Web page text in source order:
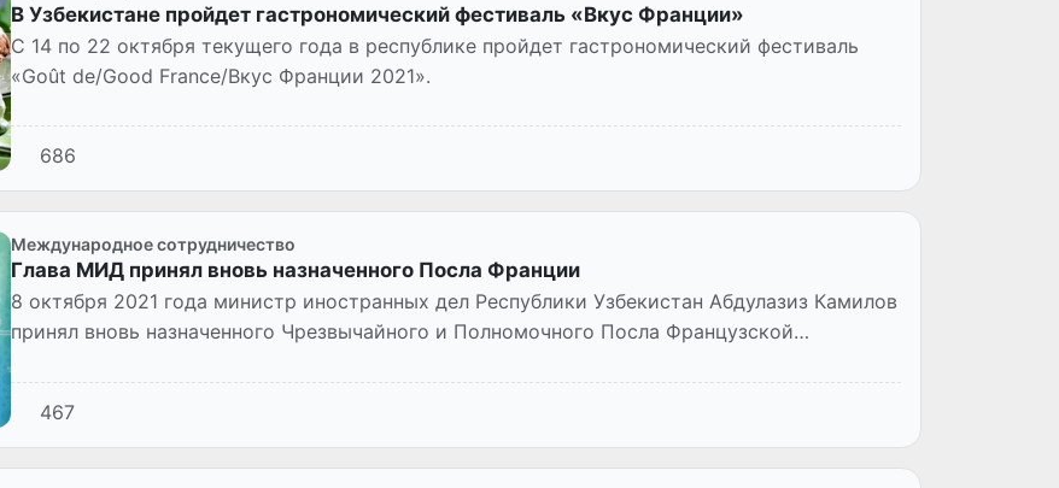
В Узбекистане пройдет гастрономический фестиваль «Вкус Франции»
С 14 по 22 октября текущего года в республике пройдет гастрономический фестиваль
«Goût de/Good France/Вкус Франции 2021».
686
Международное сотрудничество
Глава МИД принял вновь назначенного Посла Франции
8 октября 2021 года министр иностранных дел Республики Узбекистан Абдулазиз Камилов
принял вновь назначенного Чрезвычайного и Полномочного Посла Французской
467